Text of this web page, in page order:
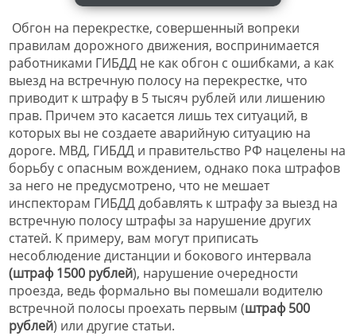
Обгон на перекрестке, совершенный вопреки
правилам дорожного движения, воспринимается
работниками ГИБДД не как обгон с ошибками, а как
выезд на встречную полосу на перекрестке, что
приводит к штрафу в 5 тысяч рублей или лишению
прав. Причем это касается лишь тех ситуаций, в
которых вы не создаете аварийную ситуацию на
дороге. МВД, ГИБДД и правительство РФ нацелены на
борьбу с опасным вождением, однако пока штрафов
за него не предусмотрено, что не мешает
инспекторам ГИБДД добавлять к штрафу за выезд на
встречную полосу штрафы за нарушение других
статей. К примеру, вам могут приписать
несоблюдение дистанции и бокового интервала
(штраф 1500 рублей), нарушение очередности
проезда, ведь формально вы помешали водителю
встречной полосы проехать первым (штраф 500
рублей) или другие статьи.